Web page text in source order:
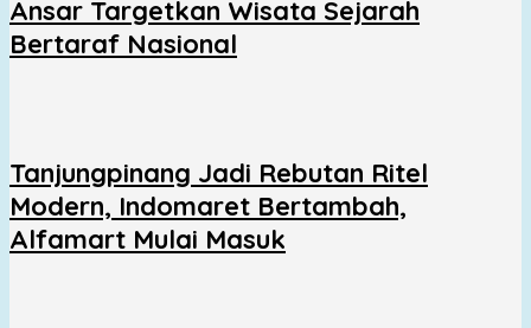
Ansar Targetkan Wisata Sejarah
Bertaraf Nasional
Tanjungpinang Jadi Rebutan Ritel
Modern, Indomaret Bertambah,
Alfamart Mulai Masuk